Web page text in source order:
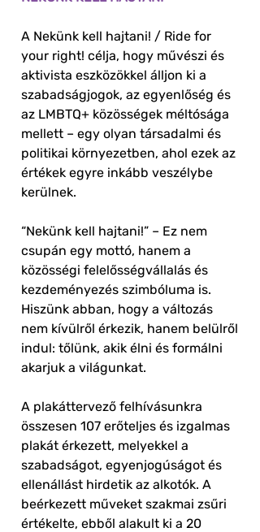
A Nekünk kell hajtani! / Ride for
your right! célja, hogy művészi és
aktivista eszközökkel álljon ki a
szabadságjogok, az egyenlőség és
az LMBTQ+ közösségek méltósága
mellett – egy olyan társadalmi és
politikai környezetben, ahol ezek az
értékek egyre inkább veszélybe
kerülnek.
“Nekünk kell hajtani!” – Ez nem
csupán egy mottó, hanem a
közösségi felelősségvállalás és
kezdeményezés szimbóluma is.
Hiszünk abban, hogy a változás
nem kívülről érkezik, hanem belülről
indul: tőlünk, akik élni és formálni
akarjuk a világunkat.
A plakáttervező felhívásunkra
összesen 107 erőteljes és izgalmas
plakát érkezett, melyekkel a
szabadságot, egyenjogúságot és
ellenállást hirdetik az alkotók. A
beérkezett műveket szakmai zsűri
értékelte, ebből alakult ki a 20